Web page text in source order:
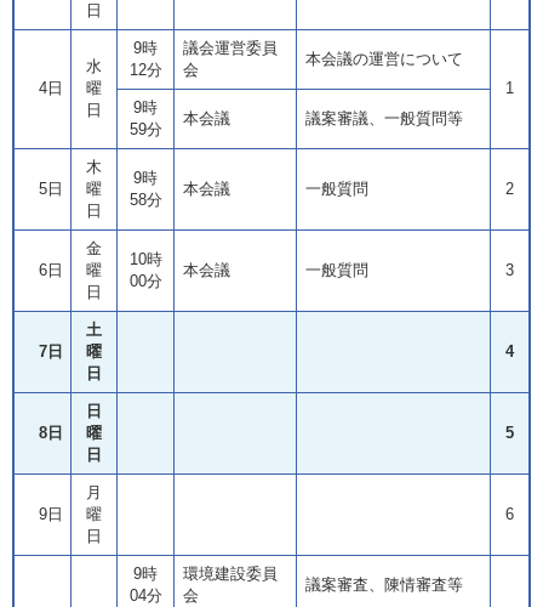
日
4日
水
曜
日
9時
12分
議会運営委員
会
本会議の運営について
1
9時
59分
本会議 議案審議、一般質問等
5日
木
曜
日
9時
58分
本会議 一般質問 2
6日
金
曜
日
10時
00分
本会議 一般質問 3
7日
土
曜
日
4
8日
日
曜
日
5
9日
月
曜
日
6
9時
04分
環境建設委員
会
議案審査、陳情審査等